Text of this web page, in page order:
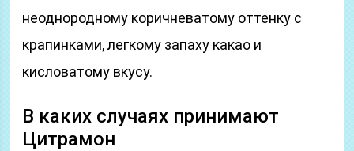
неоднородному коричневатому оттенку с
крапинками, легкому запаху какао и
кисловатому вкусу.
В каких случаях принимают
Цитрамон